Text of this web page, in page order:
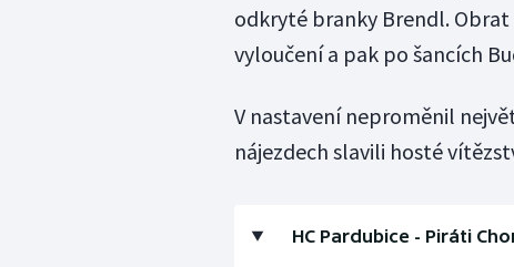
odkryté branky Brendl.
vyloučení a pak po šancích
V nastavení neproměnil
nájezdech slavili hosté
HC Pardubice - Piráti